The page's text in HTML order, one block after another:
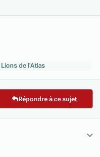
Lions de l'Atlas
Répondre à ce sujet